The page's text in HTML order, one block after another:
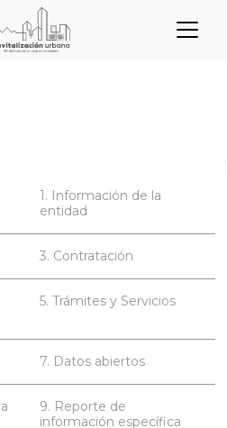
de
1. Información de la
entidad
3. Contratación
5. Trámites y Servicios
7. Datos abiertos
9. Reporte de
información específica